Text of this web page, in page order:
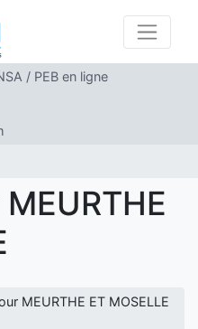
/ PEB en ligne
MEURTHE ET MOSELLE